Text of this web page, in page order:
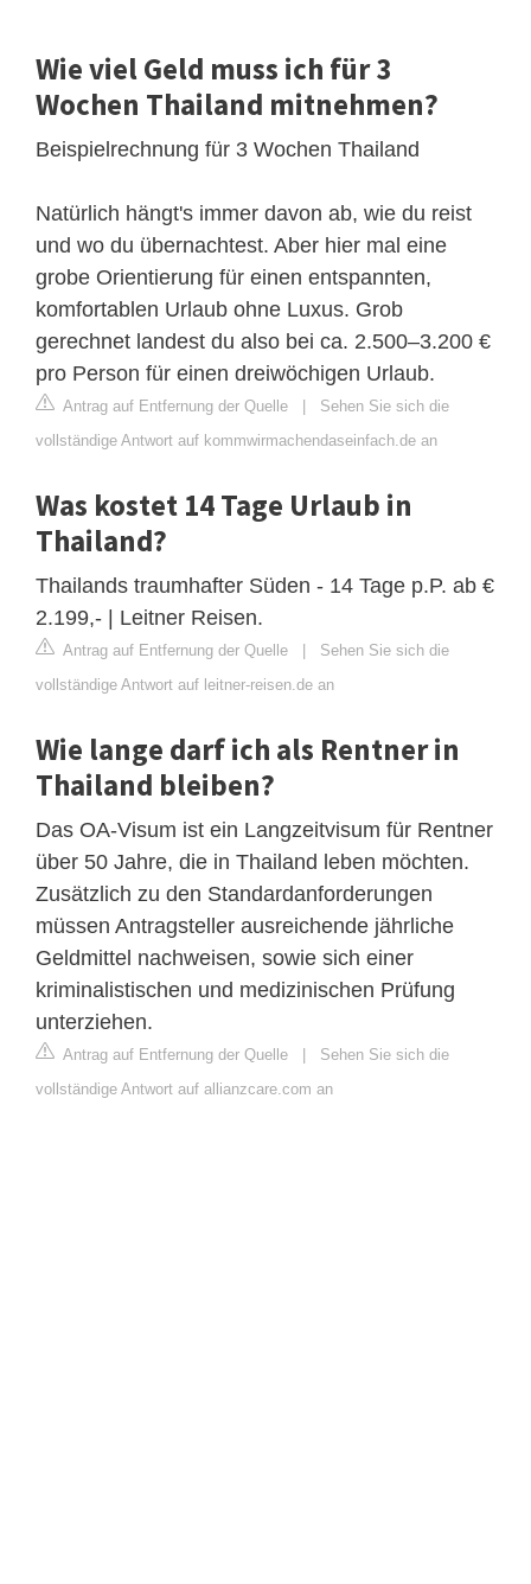
Wie viel Geld muss ich für 3
Wochen Thailand mitnehmen?
Beispielrechnung für 3 Wochen Thailand
Natürlich hängt's immer davon ab, wie du reist
und wo du übernachtest. Aber hier mal eine
grobe Orientierung für einen entspannten,
komfortablen Urlaub ohne Luxus. Grob
gerechnet landest du also bei ca. 2.500–3.200 €
pro Person für einen dreiwöchigen Urlaub.
Antrag auf Entfernung der Quelle | Sehen Sie sich die
vollständige Antwort auf kommwirmachendaseinfach.de an
Was kostet 14 Tage Urlaub in
Thailand?
Thailands traumhafter Süden - 14 Tage p.P. ab €
2.199,- | Leitner Reisen.
Antrag auf Entfernung der Quelle | Sehen Sie sich die
vollständige Antwort auf leitner-reisen.de an
Wie lange darf ich als Rentner in
Thailand bleiben?
Das OA-Visum ist ein Langzeitvisum für Rentner
über 50 Jahre, die in Thailand leben möchten.
Zusätzlich zu den Standardanforderungen
müssen Antragsteller ausreichende jährliche
Geldmittel nachweisen, sowie sich einer
kriminalistischen und medizinischen Prüfung
unterziehen.
Antrag auf Entfernung der Quelle | Sehen Sie sich die
vollständige Antwort auf allianzcare.com an